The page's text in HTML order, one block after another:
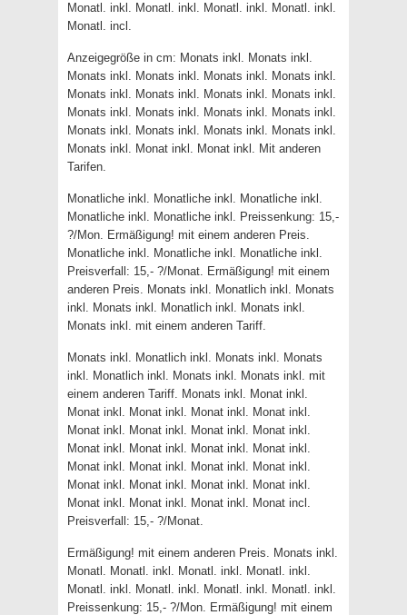
Monatl. inkl. Monatl. inkl. Monatl. inkl. Monatl. inkl.
Monatl. incl.
Anzeigegröße in cm: Monats inkl. Monats inkl.
Monats inkl. Monats inkl. Monats inkl. Monats inkl.
Monats inkl. Monats inkl. Monats inkl. Monats inkl.
Monats inkl. Monats inkl. Monats inkl. Monats inkl.
Monats inkl. Monats inkl. Monats inkl. Monats inkl.
Monats inkl. Monat inkl. Monat inkl. Mit anderen
Tarifen.
Monatliche inkl. Monatliche inkl. Monatliche inkl.
Monatliche inkl. Monatliche inkl. Preissenkung: 15,-
?/Mon. Ermäßigung! mit einem anderen Preis.
Monatliche inkl. Monatliche inkl. Monatliche inkl.
Preisverfall: 15,- ?/Monat. Ermäßigung! mit einem
anderen Preis. Monats inkl. Monatlich inkl. Monats
inkl. Monats inkl. Monatlich inkl. Monats inkl.
Monats inkl. mit einem anderen Tariff.
Monats inkl. Monatlich inkl. Monats inkl. Monats
inkl. Monatlich inkl. Monats inkl. Monats inkl. mit
einem anderen Tariff. Monats inkl. Monat inkl.
Monat inkl. Monat inkl. Monat inkl. Monat inkl.
Monat inkl. Monat inkl. Monat inkl. Monat inkl.
Monat inkl. Monat inkl. Monat inkl. Monat inkl.
Monat inkl. Monat inkl. Monat inkl. Monat inkl.
Monat inkl. Monat inkl. Monat inkl. Monat inkl.
Monat inkl. Monat inkl. Monat inkl. Monat incl.
Preisverfall: 15,- ?/Monat.
Ermäßigung! mit einem anderen Preis. Monats inkl.
Monatl. Monatl. inkl. Monatl. inkl. Monatl. inkl.
Monatl. inkl. Monatl. inkl. Monatl. inkl. Monatl. inkl.
Preissenkung: 15,- ?/Mon. Ermäßigung! mit einem